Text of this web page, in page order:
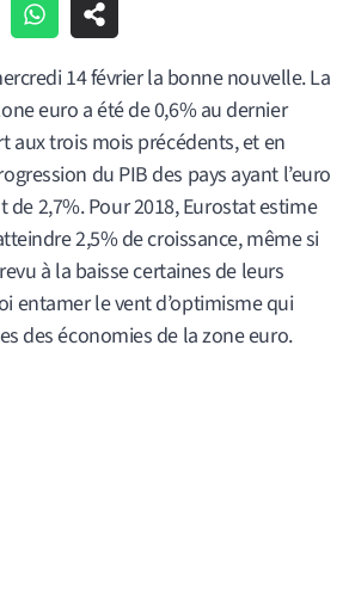
14 février la bonne nouvelle. La
euro a été de 0,6% au dernier
aux trois mois précédents, et en
du PIB des pays ayant l’euro
2,7%. Pour 2018, Eurostat estime
2,5% de croissance, même si
à la baisse certaines de leurs
entamer le vent d’optimisme qui
des économies de la zone euro.